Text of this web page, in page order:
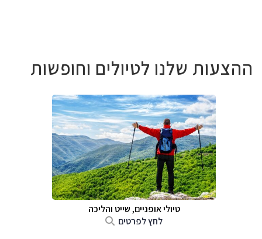
ההצעות שלנו לטיולים וחופשות
טיולי אופניים, שייט והליכה
לחץ לפרטים